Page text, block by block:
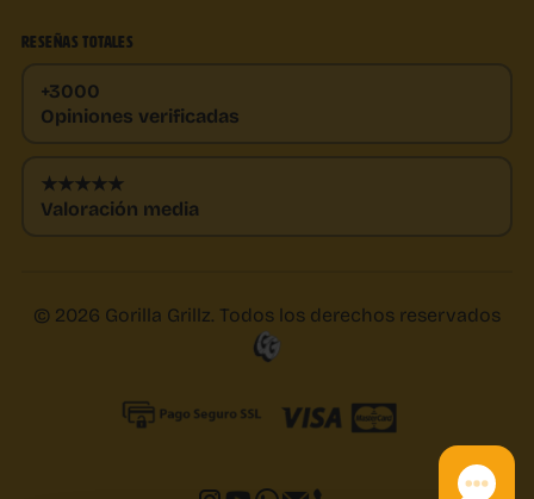
RESEÑAS TOTALES
+3000
Opiniones verificadas
★★★★★
Valoración media
© 2026 Gorilla Grillz. Todos los derechos reservados